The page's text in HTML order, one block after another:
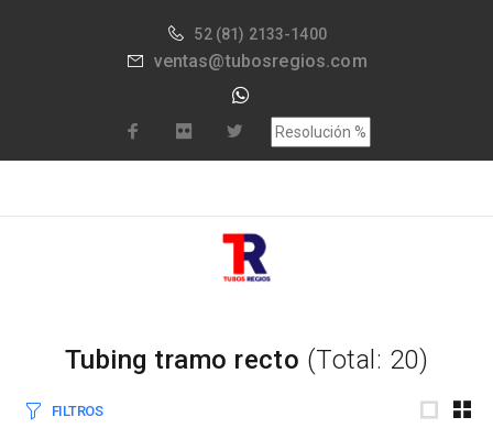
52 (81) 2133-1400
ventas@tubosregios.com
Tubing tramo recto (Total: 20)
FILTROS